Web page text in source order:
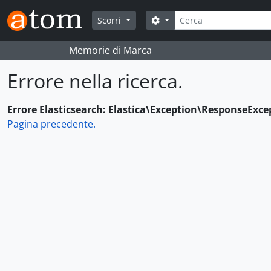
Skip to main content
Scorri
Cerca
Search options
Memorie di Marca
Errore nella ricerca.
Errore Elasticsearch:
Pagina precedente.